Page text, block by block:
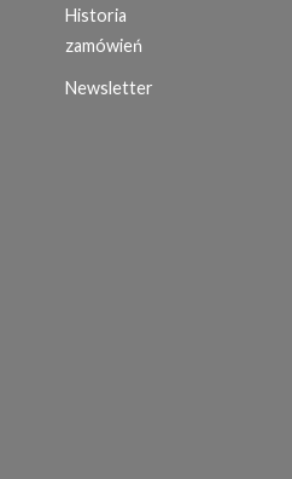
Historia
zamówień
Newsletter